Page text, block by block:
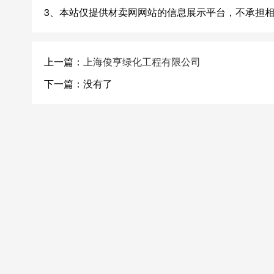
3、本站仅提供材卖网网站的信息展示平台，不承担相
上一篇： 上海俊亨绿化工程有限公司
下一篇：没有了